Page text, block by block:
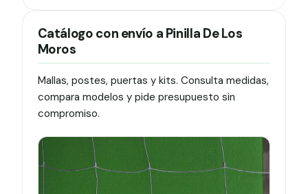
Catálogo con envío a Pinilla De Los
Moros
Mallas, postes, puertas y kits. Consulta medidas,
compara modelos y pide presupuesto sin
compromiso.